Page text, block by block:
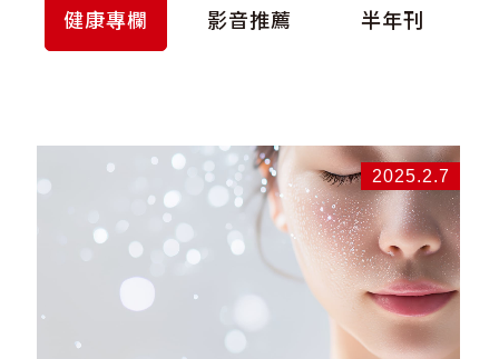
健康專欄 影音推薦 半年刊
2025.2.7